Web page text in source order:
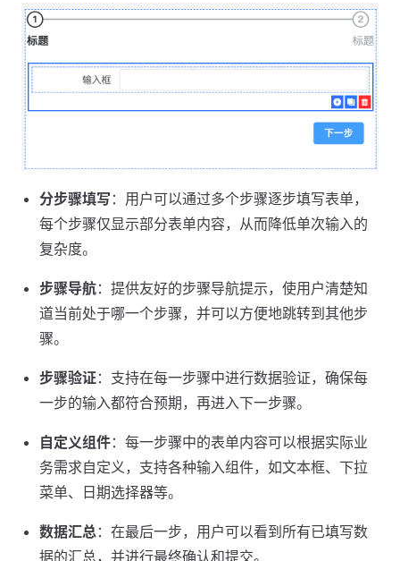
分步骤填写 ：用户可以通过多个步骤逐步填写表单，
每个步骤仅显示部分表单内容，从而降低单次输入的
复杂度。
步骤导航：提供友好的步骤导航提示，使用户清楚知
道当前处于哪一个步骤，并可以方便地跳转到其他步
骤。
步骤验证：支持在每一步骤中进行数据验证，确保每
一步的输入都符合预期，再进入下一步骤。
自定义组件：每一步骤中的表单内容可以根据实际业
务需求自定义，支持各种输入组件，如文本框、下拉
菜单、日期选择器等。
数据汇总：在最后一步，用户可以看到所有已填写数
据的汇总，并进行最终确认和提交。